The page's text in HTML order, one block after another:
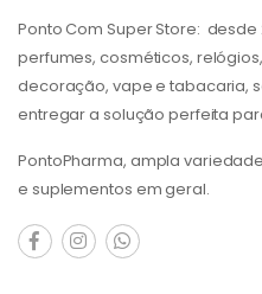
Ponto Com Super Store:
perfumes, cosméticos,
decoração, vape e tabacaria,
entregar a solução perfeita
PontoPharma, ampla
e suplementos em geral.